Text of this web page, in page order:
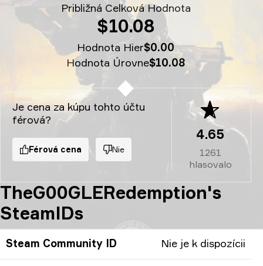
Približná Celková Hodnota
$10.08
Hodnota Hier$0.00
Hodnota Úrovne$10.08
Je cena za kúpu tohto účtu
férová?
Férová cena Nie
4.65
1261
hlasovalo
TheG00GLERedemption's
SteamIDs
Steam Community ID Nie je k dispozícii